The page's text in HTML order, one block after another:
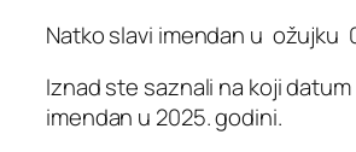
Natko slavi imendan u ožujku
Iznad ste saznali na koji datum
imendan u 2025. godini.